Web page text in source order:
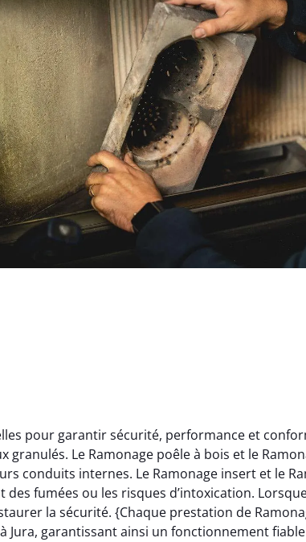
pour garantir sécurité, performance et
Le Ramonage poêle à bois et le
conduits internes. Le Ramonage insert et le
fumées ou les risques d’intoxication.
la sécurité. {Chaque prestation de
Jura, garantissant ainsi un fonctionnement